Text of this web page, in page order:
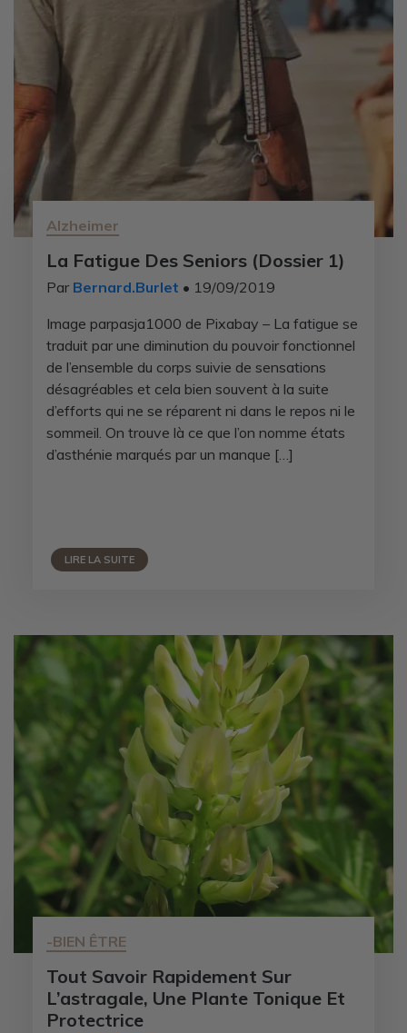
Alzheimer
La Fatigue Des Seniors (Dossier 1)
Par Bernard.Burlet • 19/09/2019
Image parpasja1000 de Pixabay – La fatigue se
traduit par une diminution du pouvoir fonctionnel
de l’ensemble du corps suivie de sensations
désagréables et cela bien souvent à la suite
d’efforts qui ne se réparent ni dans le repos ni le
sommeil. On trouve là ce que l’on nomme états
d’asthénie marqués par un manque […]
LIRE LA SUITE
-BIEN ÊTRE
Tout Savoir Rapidement Sur
L’astragale, Une Plante Tonique Et
Protectrice